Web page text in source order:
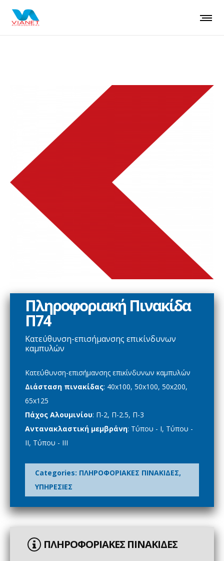
Πληροφοριακή Πινακίδα
Π74
Kατεύθυνση-επισήμανσης επικίνδυνων
καμπυλών
Kατεύθυνση-επισήμανσης επικίνδυνων καμπυλών
Διάσταση πινακίδας: 40x100, 50x100, 50x200,
65x125
Πάχος Αλουμινίου: Π-2, Π-2.5, Π-3
Αντανακλαστική μεμβράνη: Τύπου - Ι, Τύπου -
ΙΙ, Τύπου - ΙΙΙ
Categories: ΠΛΗΡΟΦΟΡΙΑΚΕΣ ΠΙΝΑΚΙΔΕΣ,
ΥΠΗΡΕΣΙΕΣ
ΠΛΗΡΟΦΟΡΙΑΚΕΣ ΠΙΝΑΚΙΔΕΣ